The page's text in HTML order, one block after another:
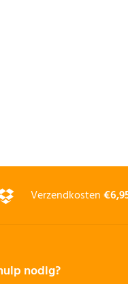
Verzendkosten
nodig?